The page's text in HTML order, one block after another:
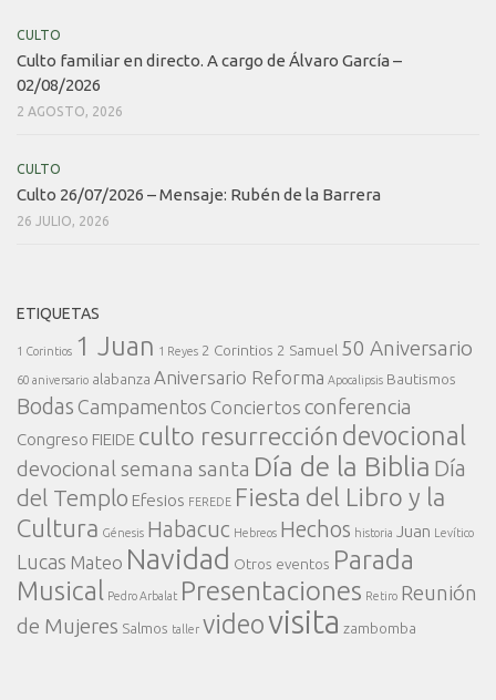
CULTO
Culto familiar en directo. A cargo de Álvaro García –
02/08/2026
2 AGOSTO, 2026
CULTO
Culto 26/07/2026 – Mensaje: Rubén de la Barrera
26 JULIO, 2026
ETIQUETAS
1 Corintios 1 Juan 1 Reyes 2 Corintios 2 Samuel 50 Aniversario
60 aniversario alabanza Aniversario Reforma Apocalipsis Bautismos
Bodas Campamentos Conciertos conferencia
Congreso FIEIDE culto resurrección devocional
devocional semana santa Día de la Biblia Día
del Templo Efesios FEREDE Fiesta del Libro y la
Cultura Génesis Habacuc Hebreos Hechos historia Juan Levítico
Lucas Mateo Navidad Otros eventos Parada
Musical
Pedro Arbalat Presentaciones Retiro Reunión
de Mujeres Salmos taller videovisita zambomba